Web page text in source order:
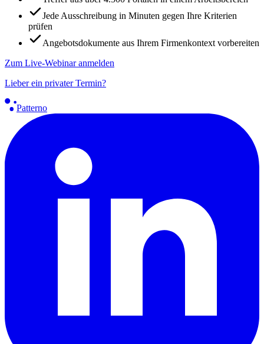
Jede Ausschreibung in Minuten gegen Ihre Kriterien
prüfen
Angebotsdokumente aus Ihrem Firmenkontext vorbereiten
Zum Live-Webinar anmelden
Lieber ein privater Termin?
Patterno